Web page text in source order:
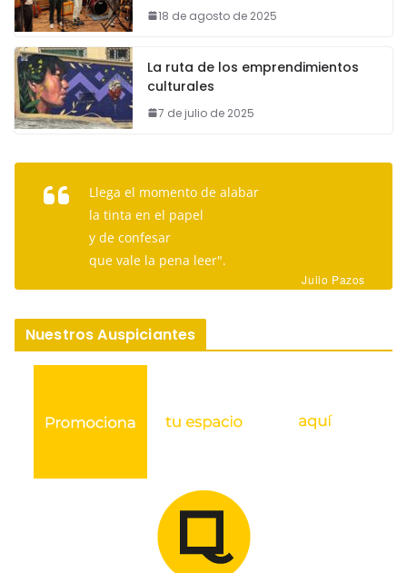
18 de agosto de 2025
La ruta de los emprendimientos
culturales
7 de julio de 2025
Llega el momento de alabar
la tinta en el papel
y de confesar
que vale la pena leer".
Julio Pazos
Nuestros Auspiciantes